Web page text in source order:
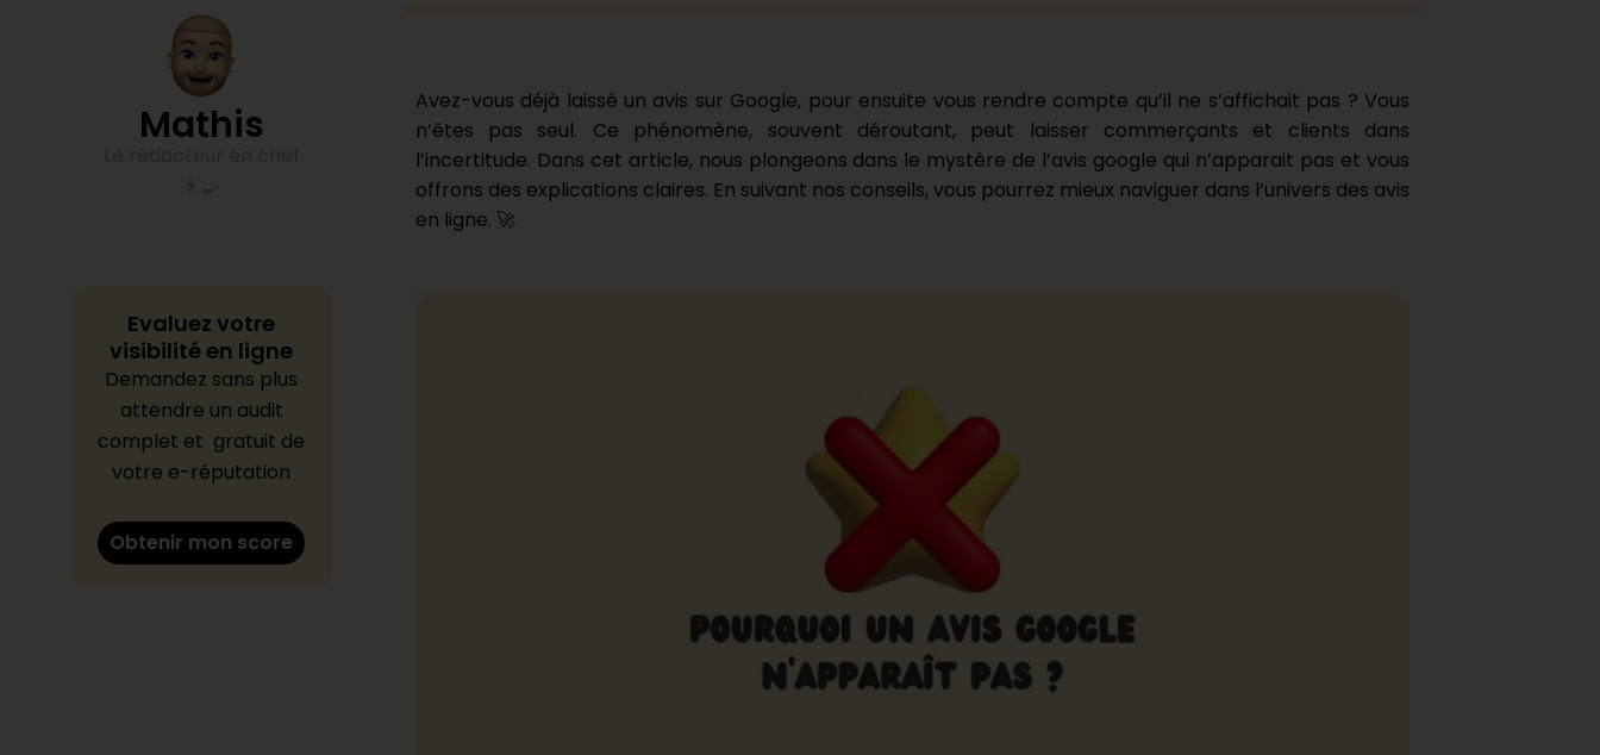
Mathis
Evaluez votre
visibilité en ligne
Demandez sans plus
attendre un audit
complet et gratuit de
votre e-réputation
Obtenir mon score
Avez-vous déjà laissé un avis sur Google, pour ensuite vous rendre compte qu’il ne s’affichait pas ? Vous
n’êtes pas seul. Ce phénomène, souvent déroutant, peut laisser commerçants et clients dans
l’incertitude. Dans cet article, nous plongeons dans le mystère de l’avis google qui n’apparait pas et vous
offrons des explications claires. En suivant nos conseils, vous pourrez mieux naviguer dans l’univers des avis
en ligne. 🚀